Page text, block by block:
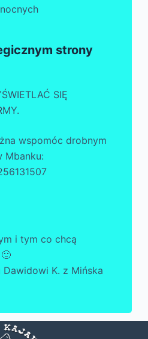
strony
SIĘ
wspomóc drobnym
Mbanku:
i tym co chcą
K. z Mińska